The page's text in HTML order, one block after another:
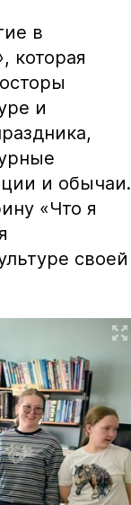
в
которая
и
и обычаи.
«Что я
своей